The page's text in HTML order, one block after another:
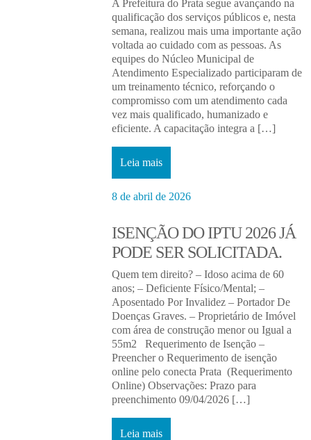
A Prefeitura do Prata segue avançando na
qualificação dos serviços públicos e, nesta
semana, realizou mais uma importante ação
voltada ao cuidado com as pessoas. As
equipes do Núcleo Municipal de
Atendimento Especializado participaram de
um treinamento técnico, reforçando o
compromisso com um atendimento cada
vez mais qualificado, humanizado e
eficiente. A capacitação integra a […]
Leia mais
8 de abril de 2026
ISENÇÃO DO IPTU 2026 JÁ
PODE SER SOLICITADA.
Quem tem direito? – Idoso acima de 60
anos; – Deficiente Físico/Mental; –
Aposentado Por Invalidez – Portador De
Doenças Graves. – Proprietário de Imóvel
com área de construção menor ou Igual a
55m2 Requerimento de Isenção –
Preencher o Requerimento de isenção
online pelo conecta Prata (Requerimento
Online) Observações: Prazo para
preenchimento 09/04/2026 […]
Leia mais